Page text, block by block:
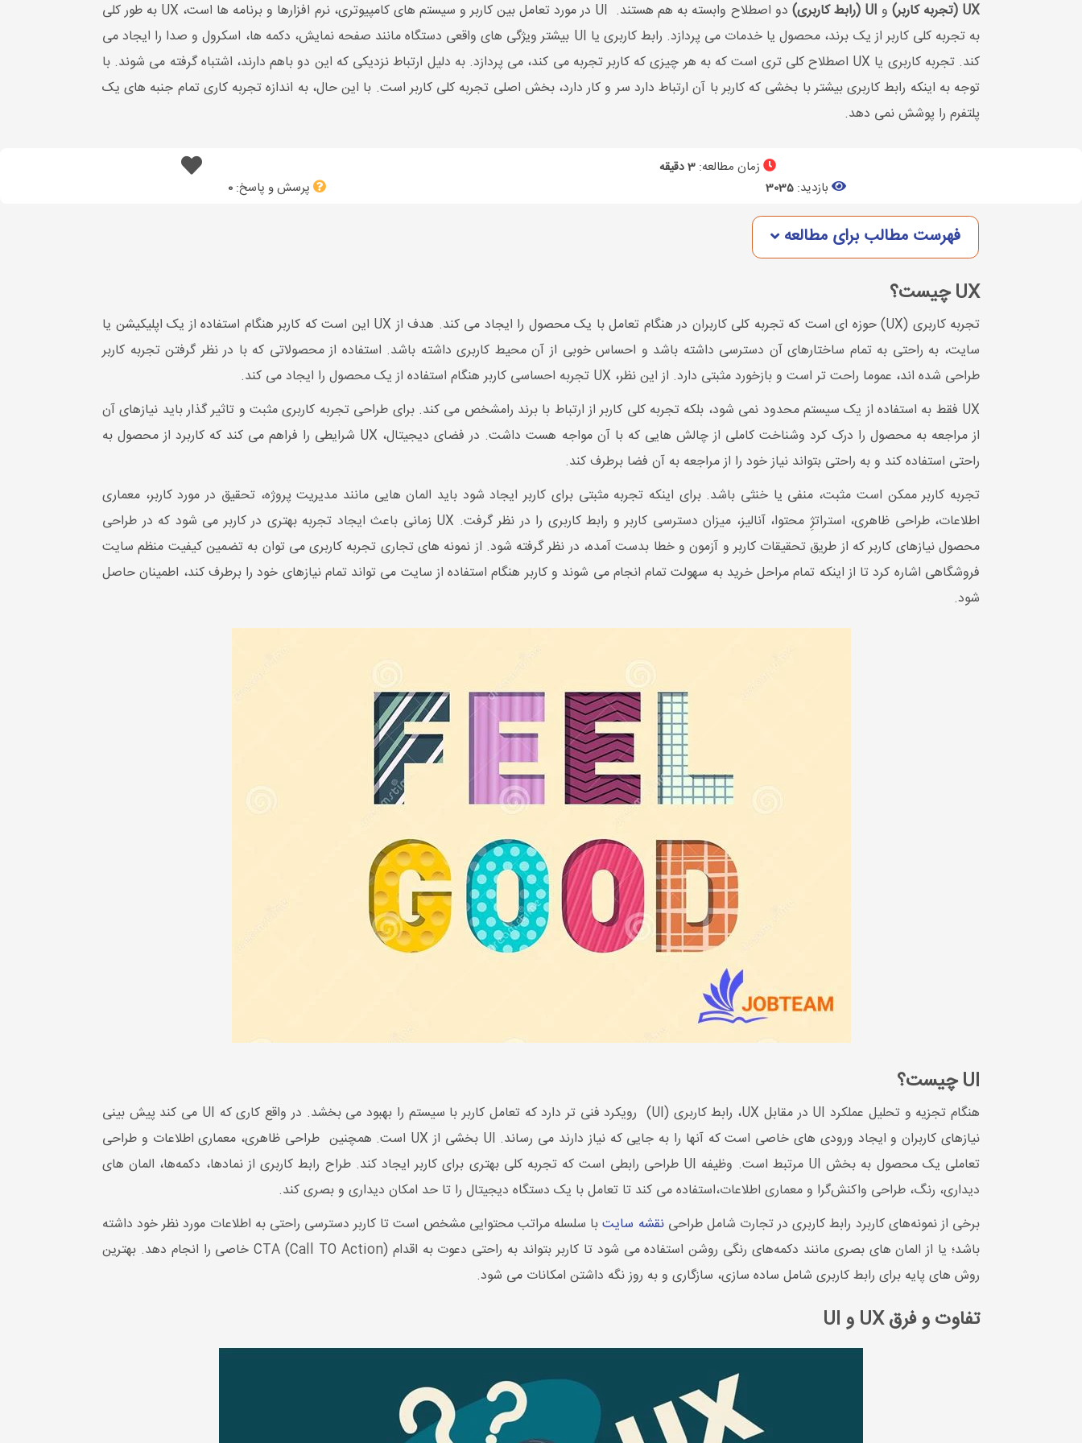
UX (تجربه کاربر) و UI (رابط کاربری)
دو اصطلاح وابسته به هم هستند. UI در مورد تعامل بین کاربر و سیستم های کامپیوتری، نرم افزارها و برنامه ها است، UX به طور کلی
به تجربه کلی کاربر از یک برند، محصول یا خدمات می پردازد. رابط کاربری یا UI بیشتر ویژگی های واقعی دستگاه مانند صفحه نمایش، دکمه ها، اسکرول و صدا را ایجاد می
کند. تجربه کاربری یا UX اصطلاح کلی تری است که به هر چیزی که کاربر تجربه می کند، می پردازد. به دلیل ارتباط نزدیکی که این دو باهم دارند، اشتباه گرفته می شوند. با
توجه به اینکه رابط کاربری بیشتر با بخشی که کاربر با آن ارتباط دارد سر و کار دارد، بخش اصلی تجربه کلی کاربر است. با این حال، به اندازه تجربه کاری تمام جنبه های یک
پلتفرم را پوشش نمی دهد.
زمان مطالعه:3 دقیقه
بازدید:3035 پرسش و پاسخ:0
فهرست مطالب برای مطالعه
UX چیست؟
تجربه کاربری (UX) حوزه ای است که تجربه کلی کاربران در هنگام تعامل با یک محصول را ایجاد می کند. هدف از UX این است که کاربر هنگام استفاده از یک اپلیکیشن یا
سایت، به راحتی به تمام ساختارهای آن دسترسی داشته باشد و احساس خوبی از آن محیط کاربری داشته باشد. استفاده از محصولاتی که با در نظر گرفتن تجربه کاربر
طراحی شده اند، عموما راحت تر است و بازخورد مثبتی دارد. از این نظر، UX تجربه احساسی کاربر هنگام استفاده از یک محصول را ایجاد می کند.
UX فقط به استفاده از یک سیستم محدود نمی شود، بلکه تجربه کلی کاربر از ارتباط با برند رامشخص می کند. برای طراحی تجربه کاربری مثبت و تاثیر گذار باید نیازهای آن
از مراجعه به محصول را درک کرد وشناخت کاملی از چالش هایی که با آن مواجه هست داشت. در فضای دیجیتال، UX شرایطی را فراهم می کند که کاربرد از محصول به
راحتی استفاده کند و به راحتی بتواند نیاز خود را از مراجعه به آن فضا برطرف کند.
تجربه کاربر ممکن است مثبت، منفی یا خنثی باشد. برای اینکه تجربه مثبتی برای کاربر ایجاد شود باید المان هایی مانند مدیریت پروژه، تحقیق در مورد کاربر، معماری
اطلاعات، طراحی ظاهری، استراتژِ محتوا، آنالیز، میزان دسترسی کاربر و رابط کاربری را در نظر گرفت. UX زمانی باعث ایجاد تجربه بهتری در کاربر می شود که در طراحی
محصول نیازهای کاربر که از طریق تحقیقات کاربر و آزمون و خطا بدست آمده، در نظر گرفته شود. از نمونه های تجاری تجربه کاربری می توان به تضمین کیفیت منظم سایت
فروشگاهی اشاره کرد تا از اینکه تمام مراحل خرید به سهولت تمام انجام می شوند و کاربر هنگام استفاده از سایت می تواند تمام نیازهای خود را برطرف کند، اطمینان حاصل
شود.
UI چیست؟
هنگام تجزیه و تحلیل عملکرد UI در مقابل UX، رابط کاربری (UI) رویکرد فنی تر دارد که تعامل کاربر با سیستم را بهبود می بخشد. در واقع کاری که UI می کند پیش بینی
نیازهای کاربران و ایجاد ورودی های خاصی است که آنها را به جایی که نیاز دارند می رساند. UI بخشی از UX است. همچنین طراحی ظاهری، معماری اطلاعات و طراحی
تعاملی یک محصول به بخش UI مرتبط است. وظیفه UI طراحی رابطی است که تجربه کلی بهتری برای کاربر ایجاد کند. طراح رابط کاربری از نمادها، دکمه‌ها، المان های
دیداری، رنگ، طراحی واکنش‌گرا و معماری اطلاعات،استفاده می کند تا تعامل با یک دستگاه دیجیتال را تا حد امکان دیداری و بصری کند.
برخی از نمونه‌های کاربرد رابط کاربری در تجارت شامل طراحینقشه سایتبا سلسله مراتب محتوایی مشخص است تا کاربر دسترسی راحتی به اطلاعات مورد نظر خود داشته
باشد؛ یا از المان های بصری مانند دکمه‌های رنگی روشن استفاده می شود تا کاربر بتواند به راحتی دعوت به اقدام CTA (Call TO Action) خاصی را انجام دهد. بهترین
روش های پایه برای رابط کاربری شامل ساده سازی، سازگاری و به روز نگه داشتن امکانات می شود.
تفاوت و فرق UX و UI